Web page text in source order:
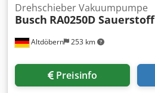
Altdöbern 253 km
Drehschieber Vakuumpumpe
Busch RA0250D Sauerstoff
Preisinfo